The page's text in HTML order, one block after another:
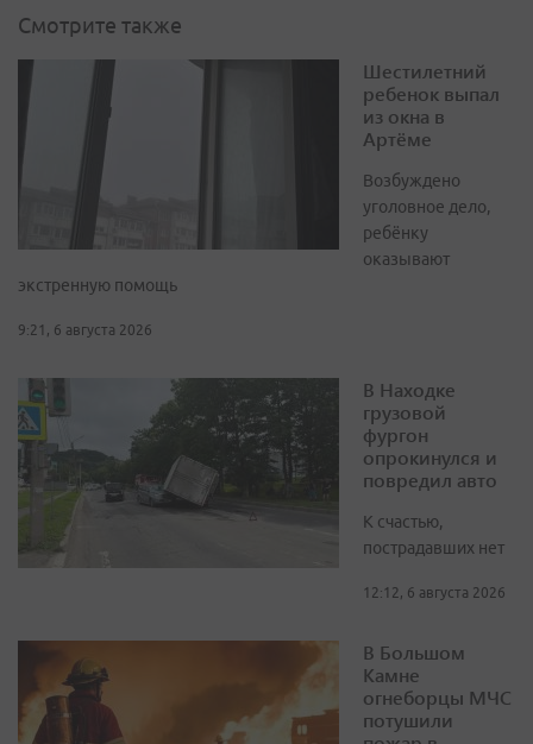
Смотрите также
Шестилетний
ребенок выпал
из окна в
Артёме
Возбуждено
уголовное дело,
ребёнку
оказывают
экстренную помощь
9:21, 6 августа 2026
В Находке
грузовой
фургон
опрокинулся и
повредил авто
К счастью,
пострадавших нет
12:12, 6 августа 2026
В Большом
Камне
огнеборцы МЧС
потушили